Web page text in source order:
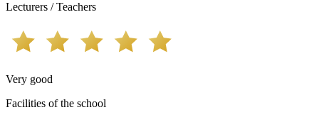
Lecturers / Teachers
Very good
Facilities of the school